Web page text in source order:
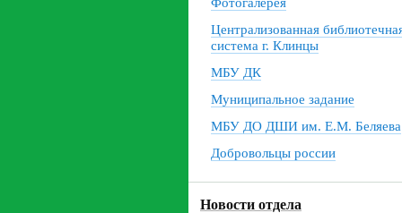
Централизованная
система г. Клинцы
МБУ ДК
Муниципальное задание
МБУ ДО ДШИ им. Е.М. Беляева
Добровольцы россии
Новости отдела